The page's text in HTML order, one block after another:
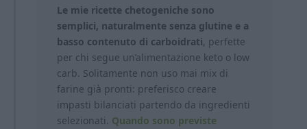
Le mie ricette chetogeniche sono
semplici, naturalmente senza glutine e a
basso contenuto di carboidrati, perfette
per chi segue un’alimentazione keto o low
carb. Solitamente non uso mai mix di
farine già pronti: preferisco creare
impasti bilanciati partendo da ingredienti
selezionati. Quando sono previste